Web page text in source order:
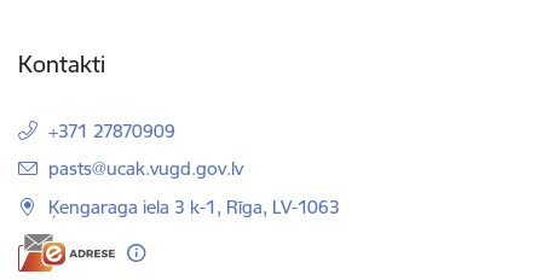
Kontakti
+371 27870909
E-pasts:
pasts@ucak.vugd.gov.lv
Ķengaraga iela 3 k-1, Rīga, LV-1063